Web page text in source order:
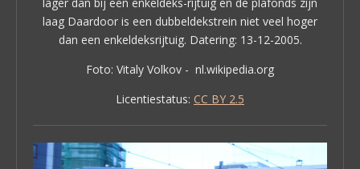
laag Daardoor is een dubbeldekstrein niet veel hoger
dan een enkeldeksrijtuig. Datering: 13-12-2005.
Foto: Vitaly Volkov - nl.wikipedia.org
Licentiestatus: CC BY 2.5